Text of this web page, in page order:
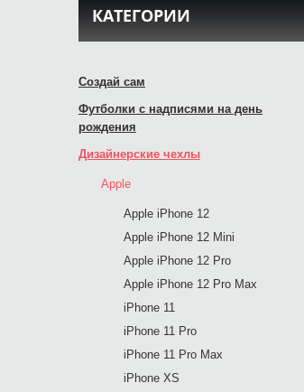
КАТЕГОРИИ
Создай сам
Футболки с надписями на день
рождения
Дизайнерские чехлы
Apple
Apple iPhone 12
Apple iPhone 12 Mini
Apple iPhone 12 Pro
Apple iPhone 12 Pro Max
iPhone 11
iPhone 11 Pro
iPhone 11 Pro Max
iPhone XS